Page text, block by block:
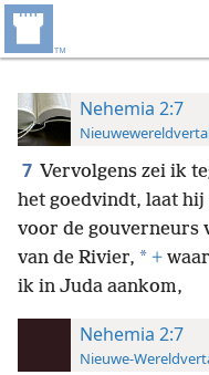
Nehemia 2:7
7 Vervolgens zei ik
het goedvindt, laat
voor de gouverneurs
van de Rivier, * +
ik in Juda aankom,
Nehemia 2:7
Nieuwe-